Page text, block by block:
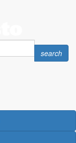
Search
search